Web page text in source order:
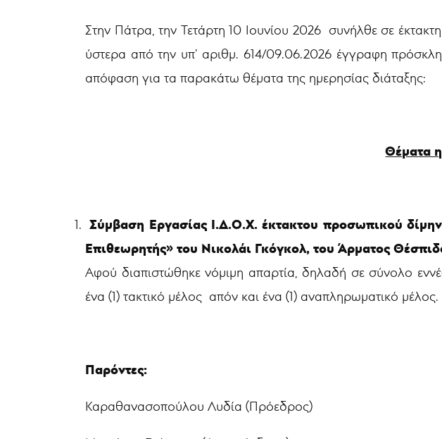
Στην Πάτρα, την Τετάρτη 10 Ιουνίου 2026 συνήλθε σε
ύστερα από την υπ’ αριθμ. 614/09.06.2026 έγγραφη
απόφαση για τα παρακάτω θέματα της ημερησίας διάταξης:
Θέματα
Σύμβαση Εργασίας Ι.Δ.Ο.Χ. έκτακτου προσωπικού
Επιθεωρητής» του Νικολάι Γκόγκολ, του Άρματος
Αφού διαπιστώθηκε νόμιμη απαρτία, δηλαδή σε σύνολο
ένα (1) τακτικό μέλος απόν και ένα (1) αναπληρωματικό μέλος.
Παρόντες:
Καραθανασοπούλου Λυδία (Πρόεδρος)